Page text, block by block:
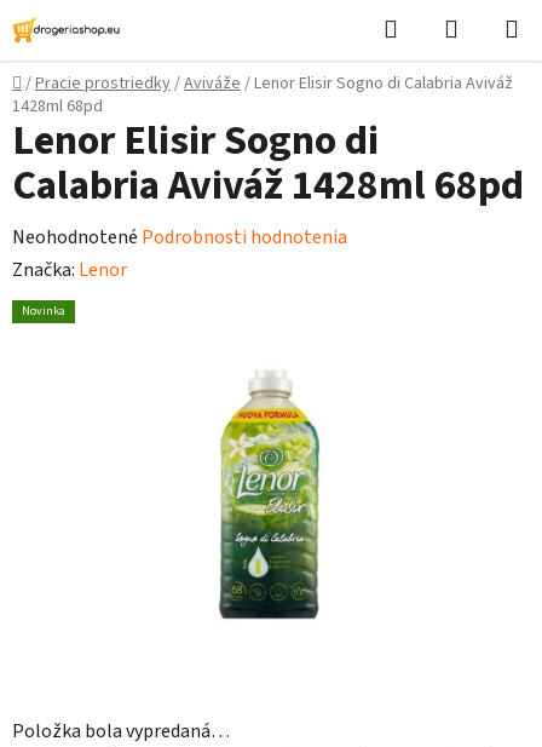
Prejsť
na
obsah
Hľadať
košík
Domov
/Pracie prostriedky/Aviváže/Lenor Elisir Sogno di Calabria Aviváž
1428ml 68pd
Položka bola vypredaná…
Lenor Elisir Sogno di
Calabria Aviváž 1428ml 68pd
Priemerné
hodnotenie
produktu
Neohodnotené Podrobnosti hodnotenia
Značka: Lenor
Novinka